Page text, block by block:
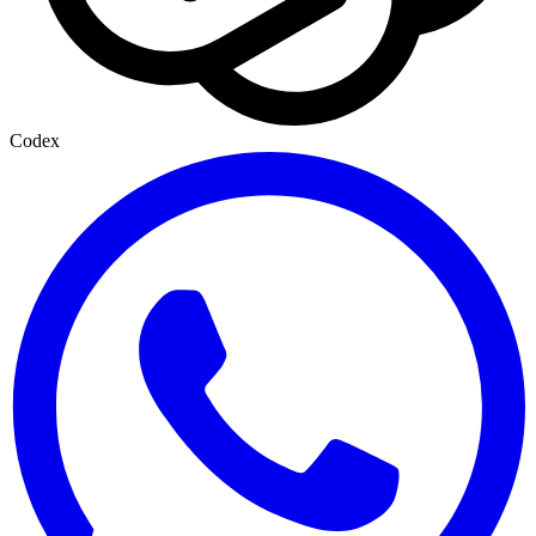
Codex